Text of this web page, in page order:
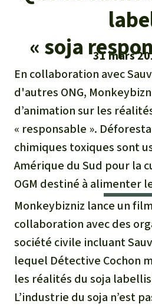
Pétitions
Projets
Informations
Pour
Succès
Lettre
Thématiques
Climat
La
L'huile
Les
La forêt
Asso ciation
Sauvons la forêt
Qui sommes-
Nous
Transparence
Questions
Rapports
Recherche
Français
Deutsch
Español
Votre soutien
Fonds d'urgence
Certificats de don
Questions &
Don pour un
Protection des
Protection
Soutien aux
Don pour une
Asie du Sud-
Afrique
Amérique
« soja 31 mars
En collaboration avec
d'autres ONG,
d’animation sur les
« responsable ».
chimiques toxiques sont
Amérique du Sud pour la
OGM destiné à alimenter
Monkeybizniz lance un
collaboration avec des
société civile incluant
lequel Détective Cochon
les réalités du soja
L’industrie du soja n’est